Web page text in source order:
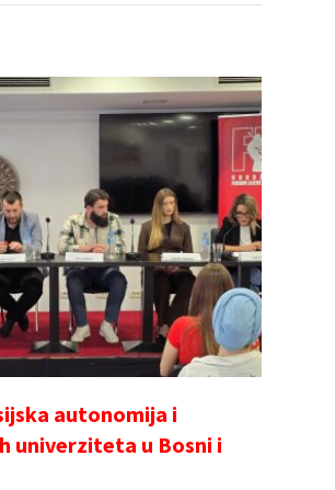
autonomija i
univerziteta u Bosni i